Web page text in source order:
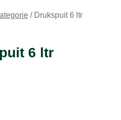
/ Drukspuit 6 ltr
6 ltr